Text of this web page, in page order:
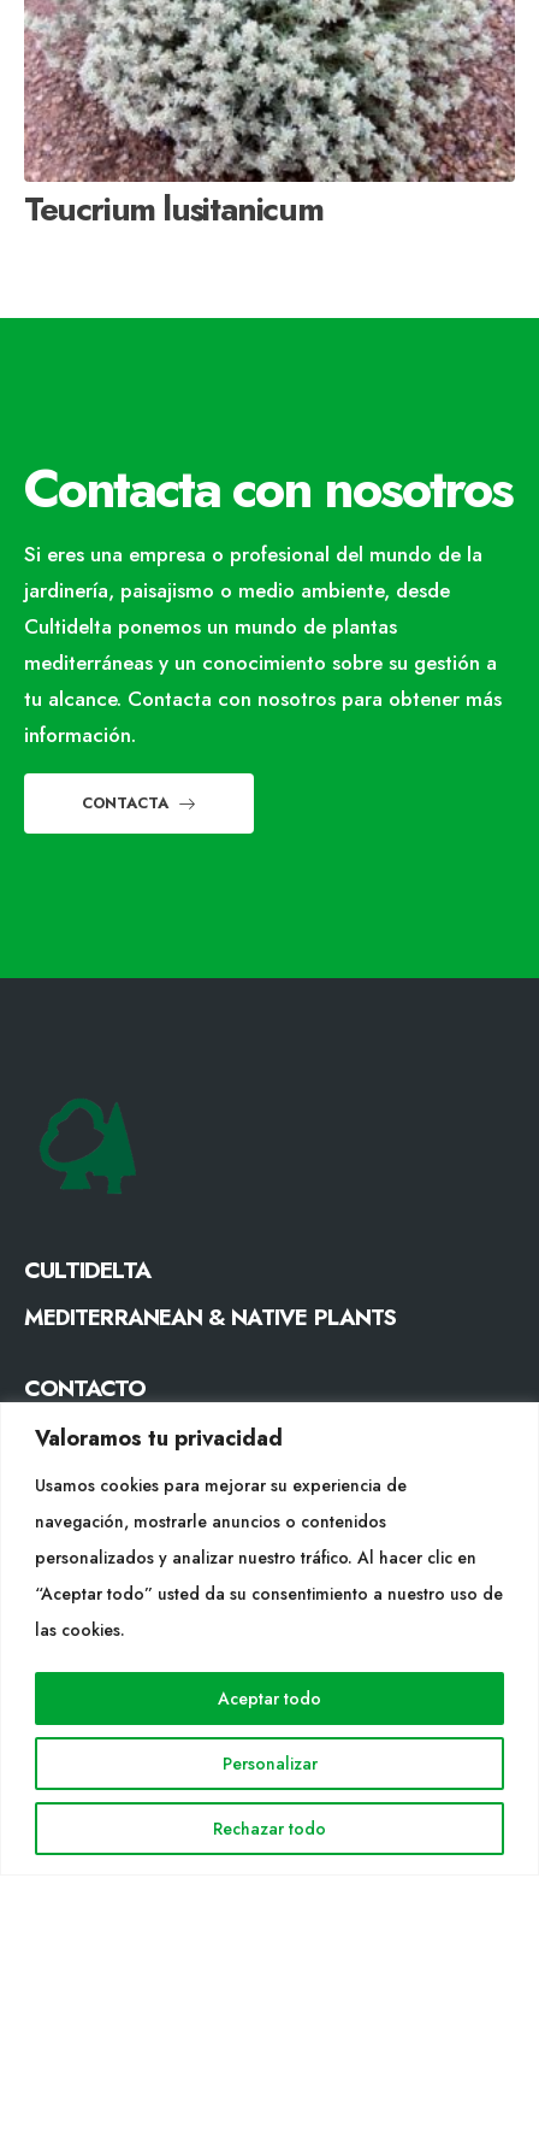
Valoramos tu privacidad
Usamos cookies para mejorar su experiencia de
navegación, mostrarle anuncios o contenidos
personalizados y analizar nuestro tráfico. Al hacer clic en
“Aceptar todo” usted da su consentimiento a nuestro uso de
las cookies.
Personalizar
Rechazar todo
Aceptar todo
Teucrium lusitanicum
Contacta con nosotros
Si eres una empresa o profesional del mundo de la
jardinería, paisajismo o medio ambiente, desde
Cultidelta ponemos un mundo de plantas
mediterráneas y un conocimiento sobre su gestión a
tu alcance. Contacta con nosotros para obtener más
información.
CONTACTA
CULTIDELTA
MEDITERRANEAN & NATIVE PLANTS
CONTACTO
Tel. +34 977053013
SÍGUENOS
WEB
Cultidelta
Solicitud Catálogo